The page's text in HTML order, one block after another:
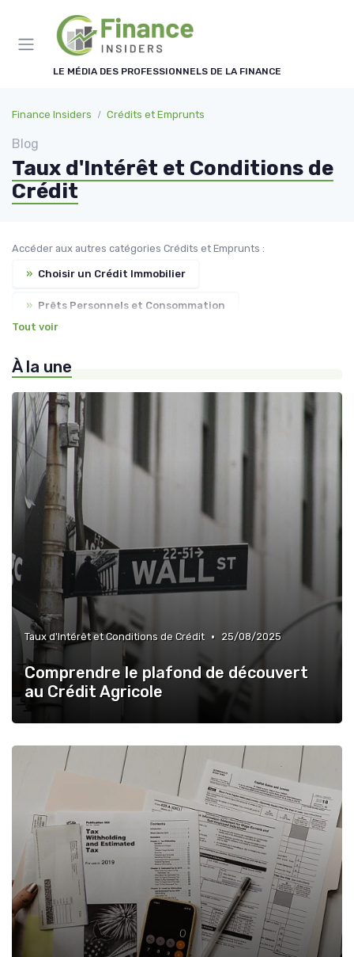
LE MÉDIA DES PROFESSIONNELS DE LA FINANCE
Finance Insiders Crédits et Emprunts
Blog
Taux d'Intérêt et Conditions de
Crédit
Accéder aux autres catégories Crédits et Emprunts :
» Choisir un Crédit Immobilier
» Prêts Personnels et Consommation
» Assurance Emprunteur
Tout voir
À la une
Taux d'Intérêt et Conditions de Crédit • 25/08/2025
Comprendre le plafond de découvert
au Crédit Agricole